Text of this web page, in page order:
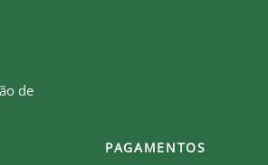
de cada produto.
de
PAGAMENTOS